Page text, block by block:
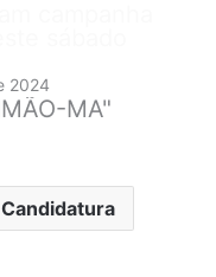
2024
MA"